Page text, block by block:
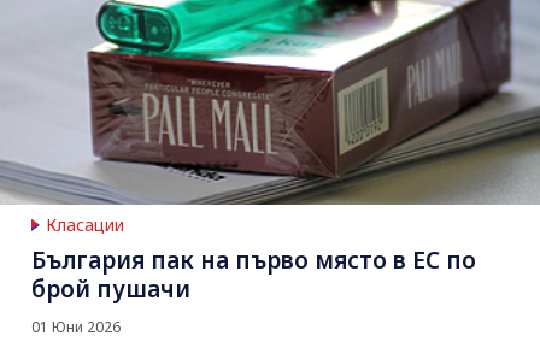
Класации
България пак на първо място в ЕС по
брой пушачи
01 Юни 2026